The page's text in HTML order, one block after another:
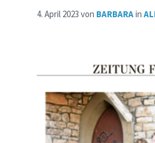
4. April 2023 von BARBARAin